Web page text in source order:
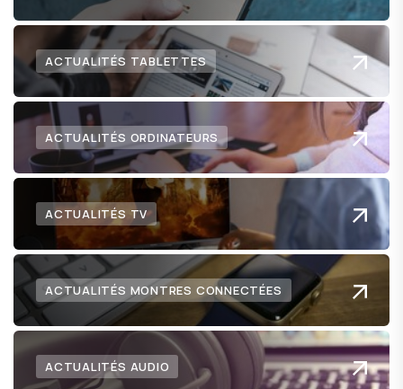
ACTUALITÉS TABLETTES
ACTUALITÉS ORDINATEURS
ACTUALITÉS TV
ACTUALITÉS MONTRES CONNECTÉES
ACTUALITÉS AUDIO